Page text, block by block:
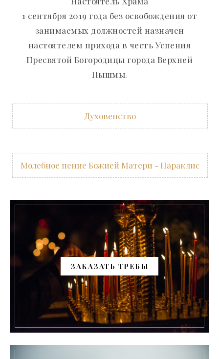
1 сентября 2019 года без освобождения от
занимаемых должностей назначен
настоятелем прихода в честь Успения
Пресвятой Богородицы города Верхней
Пышмы.
Духовенство
Молебное пение Божией Матери - Параклис
ЗАКАЗАТЬ ТРЕБЫ